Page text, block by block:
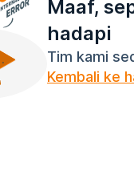
Maaf,
hadapi
Tim kami
Kembali ke